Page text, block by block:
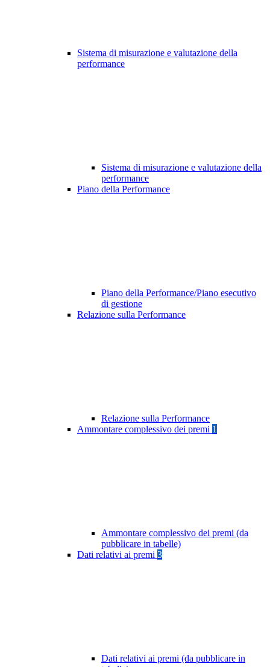
Sistema di misurazione e valutazione della
performance
Sistema di misurazione e valutazione della
performance
Piano della Performance
Piano della Performance/Piano esecutivo
di gestione
Relazione sulla Performance
Relazione sulla Performance
Ammontare complessivo dei premi 1
Ammontare complessivo dei premi (da
pubblicare in tabelle)
Dati relativi ai premi 3
Dati relativi ai premi (da pubblicare in